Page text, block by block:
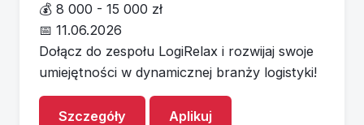
💰 8 000 - 15 000 zł
📅 11.06.2026
Dołącz do zespołu LogiRelax i rozwijaj swoje
umiejętności w dynamicznej branży logistyki!
Szczegóły Aplikuj